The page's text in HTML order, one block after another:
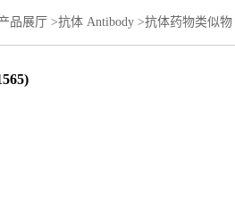
品展厅 >抗体 Antibody >抗体药物类似物